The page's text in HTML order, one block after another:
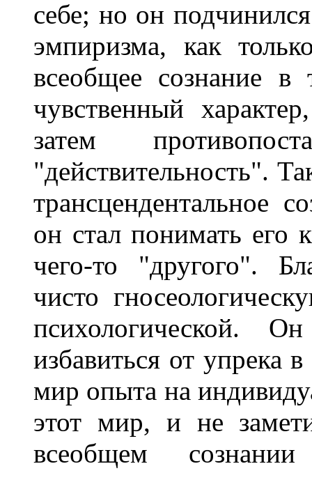
себе; но он
эмпиризма, как
всеобщее сознание
чувственный
затем
"действительность".
трансцендентальное
он стал понимать его
чего-то "другого".
чисто
психологической.
избавиться от упрека
мир опыта на
этот мир, и не
всеобщем сознании